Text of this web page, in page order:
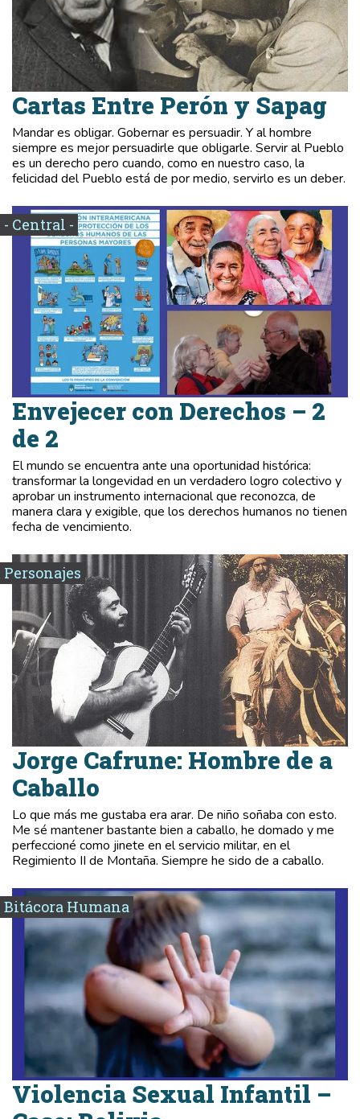
Cartas Entre Perón y Sapag
Mandar es obligar. Gobernar es persuadir. Y al hombre
siempre es mejor persuadirle que obligarle. Servir al Pueblo
es un derecho pero cuando, como en nuestro caso, la
felicidad del Pueblo está de por medio, servirlo es un deber.
- Central -
Envejecer con Derechos – 2
de 2
El mundo se encuentra ante una oportunidad histórica:
transformar la longevidad en un verdadero logro colectivo y
aprobar un instrumento internacional que reconozca, de
manera clara y exigible, que los derechos humanos no tienen
fecha de vencimiento.
Personajes
Jorge Cafrune: Hombre de a
Caballo
Lo que más me gustaba era arar. De niño soñaba con esto.
Me sé mantener bastante bien a caballo, he domado y me
perfeccioné como jinete en el servicio militar, en el
Regimiento II de Montaña. Siempre he sido de a caballo.
Bitácora Humana
Violencia Sexual Infantil –